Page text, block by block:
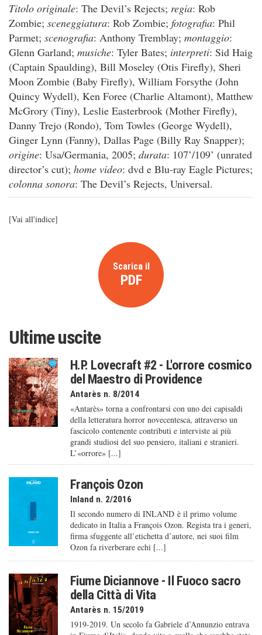
Titolo originale: The Devil’s Rejects; regia: Rob
Zombie; sceneggiatura: Rob Zombie; fotografia: Phil
Parmet; scenografia: Anthony Tremblay; montaggio:
Glenn Garland; musiche: Tyler Bates; interpreti: Sid Haig
(Captain Spaulding), Bill Moseley (Otis Firefly), Sheri
Moon Zombie (Baby Firefly), William Forsythe (John
Quincy Wydell), Ken Foree (Charlie Altamont), Matthew
McGrory (Tiny), Leslie Easterbrook (Mother Firefly),
Danny Trejo (Rondo), Tom Towles (George Wydell),
Ginger Lynn (Fanny), Dallas Page (Billy Ray Snapper);
origine: Usa/Germania, 2005; durata: 107’/109’ (unrated
director’s cut); home video: dvd e Blu-ray Eagle Pictures;
colonna sonora: The Devil’s Rejects, Universal.
[Vai all'indice]
Scarica il
PDF
Ultime uscite
H.P. Lovecraft #2 - L'orrore cosmico
del Maestro di Providence
Antarès n. 8/2014
«Antarès» torna a confrontarsi con uno dei capisaldi
della letteratura horror novecentesca, attraverso un
fascicolo contenente contributi e interviste ai più
grandi studiosi del suo pensiero, italiani e stranieri.
L’«orrore» [...]
François Ozon
Inland n. 2/2016
Il secondo numero di INLAND è il primo volume
dedicato in Italia a François Ozon. Regista tra i generi,
firma sfuggente all’etichetta d’autore, nei suoi film
Ozon fa riverberare echi [...]
Fiume Diciannove - Il Fuoco sacro
della Città di Vita
Antarès n. 15/2019
1919-2019. Un secolo fa Gabriele d’Annunzio entrava